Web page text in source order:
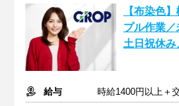
【布染色
プル作業
土日祝休み
給与
時給1400円以上＋